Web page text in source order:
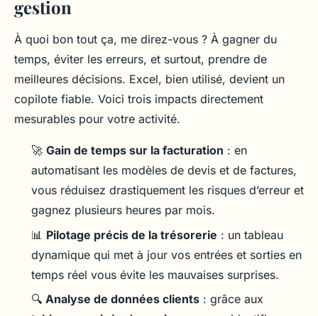
gestion
À quoi bon tout ça, me direz-vous ? À gagner du
temps, éviter les erreurs, et surtout, prendre de
meilleures décisions. Excel, bien utilisé, devient un
copilote fiable. Voici trois impacts directement
mesurables pour votre activité.
🚀 Gain de temps sur la facturation : en
automatisant les modèles de devis et de factures,
vous réduisez drastiquement les risques d’erreur et
gagnez plusieurs heures par mois.
📊 Pilotage précis de la trésorerie : un tableau
dynamique qui met à jour vos entrées et sorties en
temps réel vous évite les mauvaises surprises.
🔍 Analyse de données clients : grâce aux